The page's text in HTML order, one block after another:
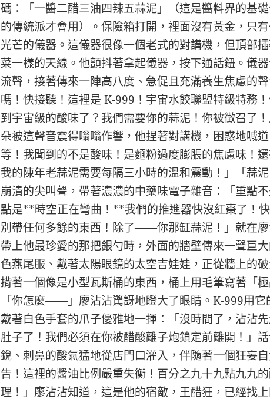
碼：「一醬二醋三油四辣五蒜泥」（這是醬料界的基
的傳統派才會用）。保險箱打開，裡面沒有黃金，只
光芒的儀器。這儀器很像一個老式的對講機，但頂部
菜一樣的天線。他顫抖著拿起儀器，按下通話鈕。儀
流聲，接著傳來一陣高八度、急促且充滿養生焦慮的
嗎！快接聽！這裡是 K-999！宇宙水餃聯盟特級特務
到宇宙級的酸味了？我們需要你的蒜泥！你被徵召了
朵被這聲音震得嗡嗡作響，他捏著對講機，困惑地喊
等！我聞到的不是酸味！是麵粉過度膨脹的焦慮味！
我的陳年老蒜泥需要每隔三小時的溫和震動！」「蒜
崩潰的尖叫聲，帶著濃濃的中藥味電子雜音：「重點
點是**時空正在彎曲！**我們的推進器快沒紅棗了！
別帶任何多餘的東西！除了——你那缸蒜泥！」就在
帶上他最珍愛的那把銀勺時，外面的牆壁傳來一聲巨
色燕尾服、戴著太陽眼鏡的太空吉娃娃，正從牆上的
揹著一個像是小型瓦斯桶的東西，桶上用毛筆寫著「
「你怎麼——」廖沾沾驚訝地瞪大了眼睛。K-999用它
戴著白色手套的爪子優雅地一揮：「沒時間了，沾沾
肚子了！我們必須在你被醋酸離子炮鎖定前離開！」
銳、刺鼻的酸氣猛地從店門口灌入，伴隨著一個狂妄
告！這裡的醬油比例嚴重失衡！百分之九十九點九九
理！」廖沾沾知道，這是他的宿敵，王醋狂，已經找